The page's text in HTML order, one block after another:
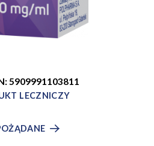
5909991103811
LECZNICZY